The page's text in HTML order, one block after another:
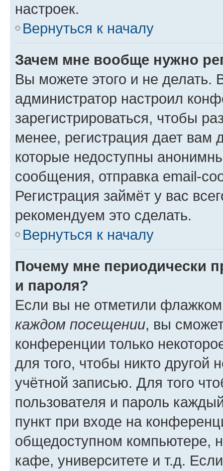
настроек.
Вернуться к началу
Зачем мне вообще нужно
Вы можете этого и не делать.
администратор настроил
зарегистрироваться, чтобы
менее, регистрация дает вам
которые недоступны
сообщения, отправка email-
Регистрация займёт у вас
рекомендуем это сделать.
Вернуться к началу
Почему мне периодически
и пароля?
Если вы не отметили
каждом посещении, вы
конференции только
для того, чтобы никто другой
учётной записью. Для того
пользователя и пароль
пункт при входе на
общедоступном компьютере,
кафе, университете и т.д.